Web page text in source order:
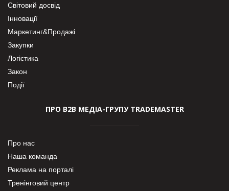
Світовий досвід
Інновації
Маркетинг&Продажі
Закупки
Логістика
Закон
Події
ПРО В2В МЕДІА-ГРУПУ TRADEMASTER
Про нас
Наша команда
Реклама на порталі
Тренінговий центр